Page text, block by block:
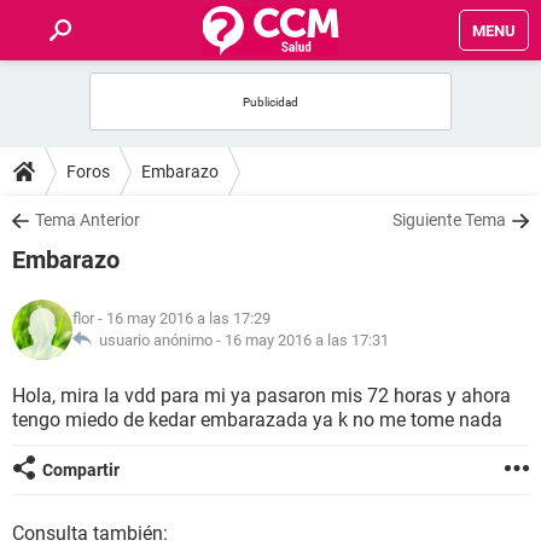
MENU
FOROS
SALUD
NUTRICIÓN
BIENESTAR
SEXUALIDAD
GLOSARIO
Foros Embarazo
Tema Anterior Siguiente Tema
Embarazo
flor - 16 may 2016 a las 17:29
usuario anónimo - 16 may 2016 a las 17:31
Hola, mira la vdd para mi ya pasaron mis 72 horas y ahora
tengo miedo de kedar embarazada ya k no me tome nada
Compartir
Consulta también: